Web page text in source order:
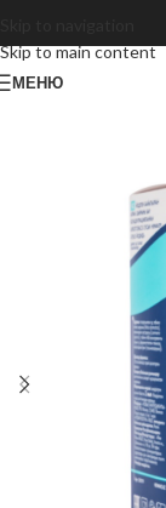
Skip to main content
МЕНЮ